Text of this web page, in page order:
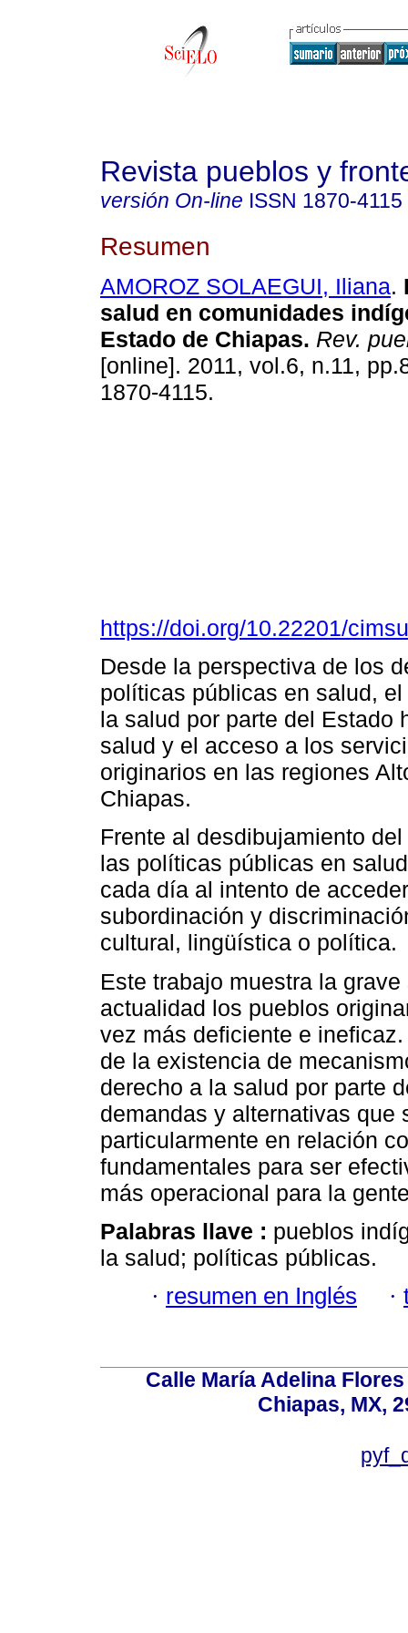
Revista pueblos y
versión On-line ISSN 1870-4115
Resumen
AMOROZ SOLAEGUI, Iliana.
salud en comunidades
Estado de Chiapas. Rev.
[online]. 2011, vol.6, n.11,
1870-4115.
https://doi.org/10.22201/
Desde la perspectiva de los
políticas públicas en salud,
la salud por parte del Estado
salud y el acceso a los
originarios en las regiones
Chiapas.
Frente al desdibujamiento
las políticas públicas en
cada día al intento de
subordinación y
cultural, lingüística o política.
Este trabajo muestra la
actualidad los pueblos
vez más deficiente e
de la existencia de
derecho a la salud por parte
demandas y alternativas que
particularmente en relación
fundamentales para ser
más operacional para la
Palabras llave : pueblos
la salud; políticas públicas.
· resumen en Inglés ·
Calle María Adelina
Chiapas, MX,